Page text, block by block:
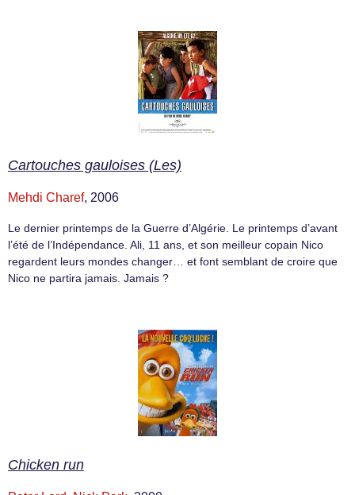
Cartouches gauloises (Les)
Mehdi Charef, 2006
Le dernier printemps de la Guerre d’Algérie. Le printemps d’avant
l’été de l’Indépendance. Ali, 11 ans, et son meilleur copain Nico
regardent leurs mondes changer… et font semblant de croire que
Nico ne partira jamais. Jamais ?
Chicken run